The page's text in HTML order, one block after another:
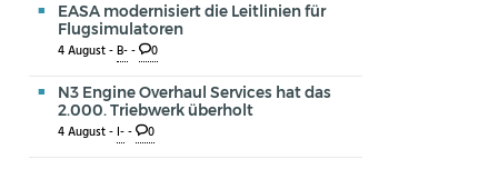
EASA modernisiert die Leitlinien für
Flugsimulatoren
4 August -B-- 0
N3 Engine Overhaul Services hat das
2.000. Triebwerk überholt
4 August -I-- 0